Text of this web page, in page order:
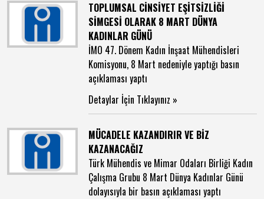
TOPLUMSAL CİNSİYET EŞİTSİZLİĞİ
SİMGESİ OLARAK 8 MART DÜNYA
KADINLAR GÜNÜ
İMO 47. Dönem Kadın İnşaat Mühendisleri
Komisyonu, 8 Mart nedeniyle yaptığı basın
açıklaması yaptı
Detaylar İçin Tıklayınız »
MÜCADELE KAZANDIRIR VE BİZ
KAZANACAĞIZ
Türk Mühendis ve Mimar Odaları Birliği Kadın
Çalışma Grubu 8 Mart Dünya Kadınlar Günü
dolayısıyla bir basın açıklaması yaptı